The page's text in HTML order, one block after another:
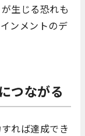
生じる恐れも
ンメントのデ
つながる
れば達成でき